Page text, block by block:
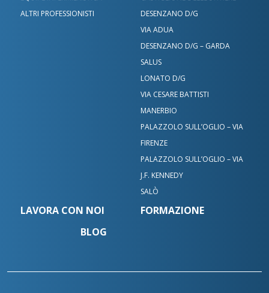
ALTRI PROFESSIONISTI
DESENZANO D/G
VIA ADUA
DESENZANO D/G – GARDA
SALUS
LONATO D/G
VIA CESARE BATTISTI
MANERBIO
PALAZZOLO SULL’OGLIO – VIA
FIRENZE
PALAZZOLO SULL’OGLIO – VIA
J.F. KENNEDY
SALÒ
LAVORA CON NOI
FORMAZIONE
BLOG